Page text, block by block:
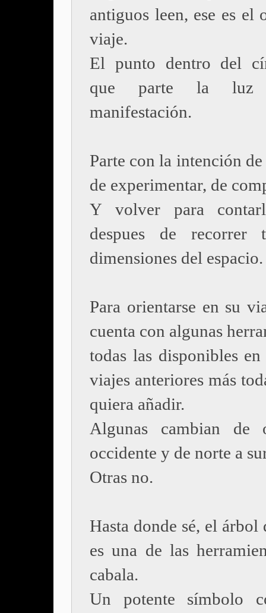
antiguos leen, ese es el
viaje.
El punto dentro del
que parte la
manifestación.
Parte con la intención
de experimentar, de
Y volver para
despues de recorrer
dimensiones del espacio.
Para orientarse en su
cuenta con algunas
todas las disponibles
viajes anteriores más
quiera añadir.
Algunas cambian de
occidente y de norte a
Otras no.
Hasta donde sé, el árbol
es una de las
cabala.
Un potente símbolo